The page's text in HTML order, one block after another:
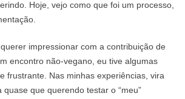
Hoje, vejo como que foi um processo,
impressionar com a contribuição de
encontro não-vegano, eu tive algumas
frustrante. Nas minhas experiências, vira
quase que querendo testar o “meu”